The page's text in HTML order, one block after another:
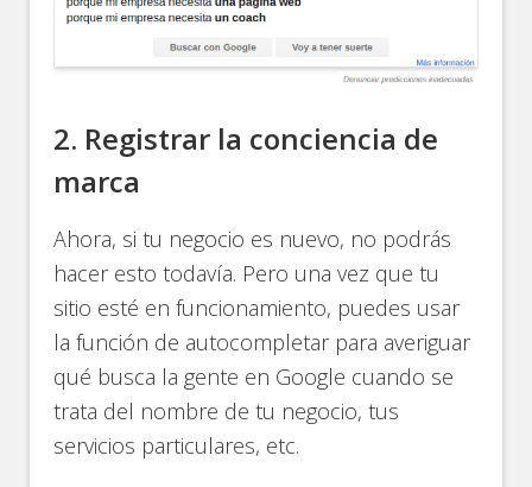
2. Registrar la conciencia de
marca
Ahora, si tu negocio es nuevo, no podrás
hacer esto todavía. Pero una vez que tu
sitio esté en funcionamiento, puedes usar
la función de autocompletar para averiguar
qué busca la gente en Google cuando se
trata del nombre de tu negocio, tus
servicios particulares, etc.